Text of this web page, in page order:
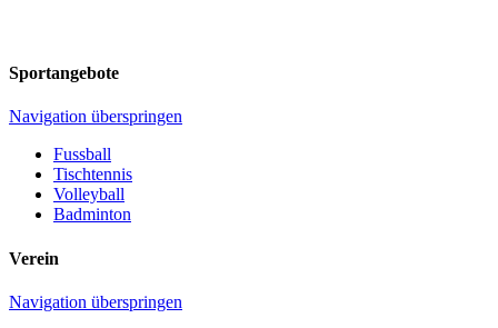
Sportangebote
Navigation überspringen
Fussball
Tischtennis
Volleyball
Badminton
Verein
Navigation überspringen